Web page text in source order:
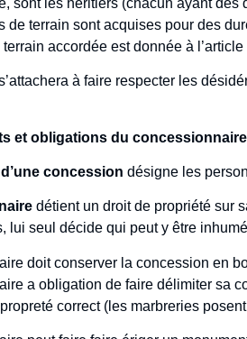
sont les héritiers (chacun ayant des
de terrain sont acquises pour des
accordée est donnée à
à faire respecter les
et obligations du
concession désigne les
détient un droit de propriété sur
lui seul décide qui peut y être
doit conserver la concession en
a obligation de faire délimiter sa
correct (les marbreries